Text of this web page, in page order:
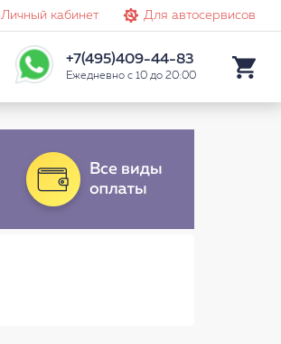
Личный кабинет Для автосервисов
+7(495)409-44-83
Ежедневно с 10 до 20:00